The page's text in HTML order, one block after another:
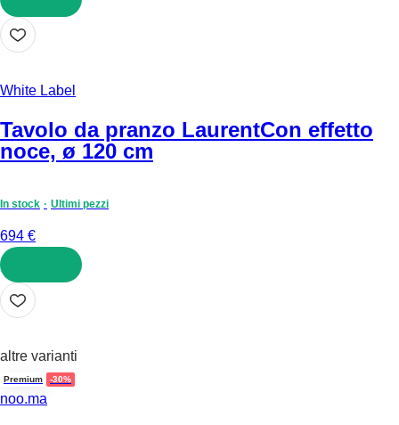
AGGIUNGI
White Label
Tavolo da pranzo LaurentCon effetto
noce, ø 120 cm
In stock Ultimi pezzi
694 €
AGGIUNGI
altre varianti
Premium -30%
noo.ma